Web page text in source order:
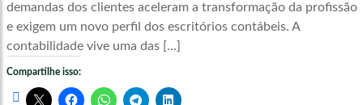
demandas dos clientes aceleram a transformação da profissão
e exigem um novo perfil dos escritórios contábeis. A
contabilidade vive uma das […]
Compartilhe isso: